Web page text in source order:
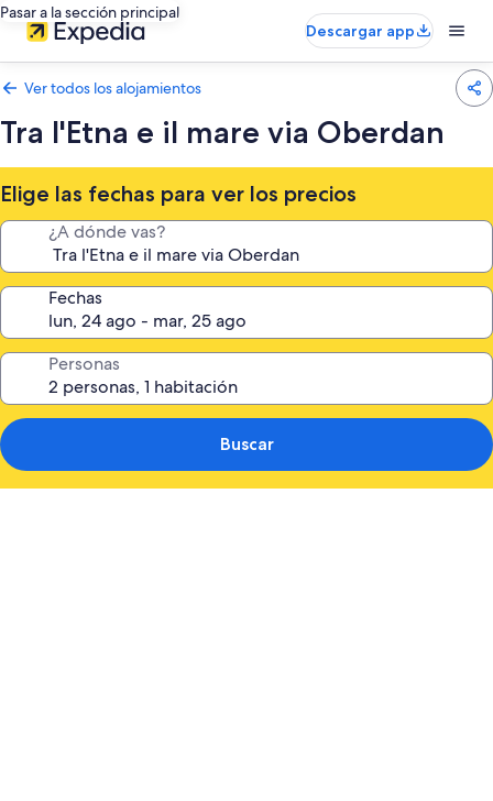
Pasar a la sección principal
Descargar app
Ver todos los alojamientos
Tra l'Etna e il mare via Oberdan
Elige las fechas para ver los precios
¿A dónde vas?
Fechas
Personas
Buscar